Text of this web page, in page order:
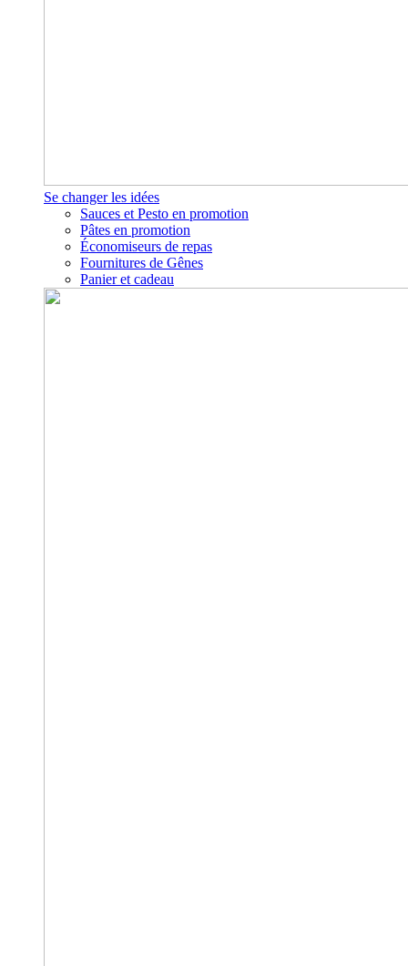
Se changer les idées
Sauces et Pesto en promotion
Pâtes en promotion
Économiseurs de repas
Fournitures de Gênes
Panier et cadeau